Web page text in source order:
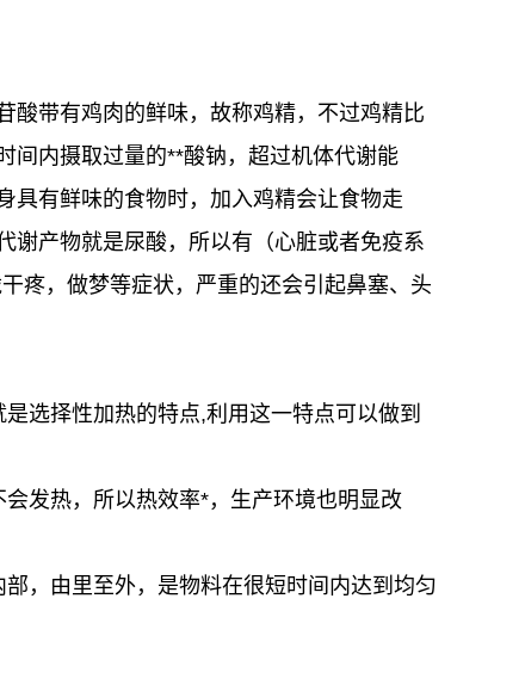
酸带有鸡肉的鲜味，故称鸡精，不过鸡精比
间内摄取过量的**酸钠，超过机体代谢能
具有鲜味的食物时，加入鸡精会让食物走
谢产物就是尿酸，所以有（心脏或者免疫系
疼，做梦等症状，严重的还会引起鼻塞、头
选择性加热的特点,利用这一特点可以做到
发热，所以热效率*，生产环境也明显改
，由里至外，是物料在很短时间内达到均匀